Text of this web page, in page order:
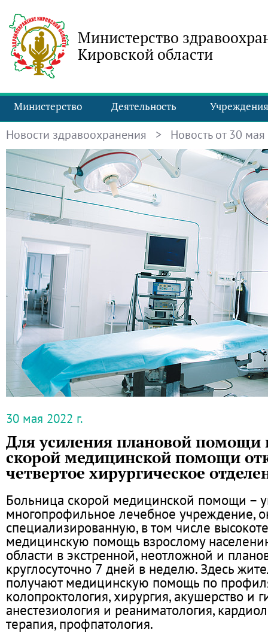
Министерство
Кировской области
Министерство Деятельность Учреждения
Новости здравоохранения > Новость от 30 мая
30 мая 2022 г.
Для усиления плановой помощи
скорой медицинской помощи
четвертое хирургическое
Больница скорой медицинской помощи –
многопрофильное лечебное учреждение,
специализированную, в том числе
медицинскую помощь взрослому
области в экстренной, неотложной и
круглосуточно 7 дней в неделю. Здесь
получают медицинскую помощь по
колопроктология, хирургия, акушерство и
анестезиология и реаниматология,
терапия, профпатология.